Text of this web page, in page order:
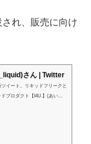
れ、販売に向け
さん | Twitter
イート。リキッドフリークと
プロダクト【I4U.】(あいふ